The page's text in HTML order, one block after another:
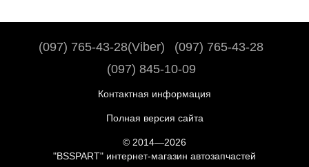
(097) 765-43-28(Viber)
(097) 765-43-28
(097) 845-10-09
Контактная информация
Полная версия сайта
© 2014—2026
"BSSPART" интернет-магазин автозапчастей